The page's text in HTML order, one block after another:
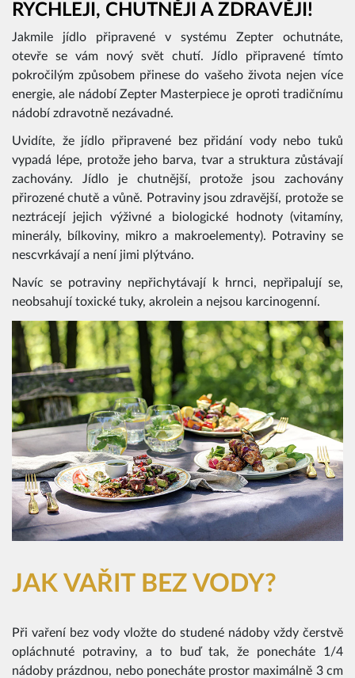
RYCHLEJI, CHUTNĚJI A ZDRAVĚJI!
Jakmile jídlo připravené v systému Zepter ochutnáte,
otevře se vám nový svět chutí. Jídlo připravené tímto
pokročilým způsobem přinese do vašeho života nejen více
energie, ale nádobí Zepter Masterpiece je oproti tradičnímu
nádobí zdravotně nezávadné.
Uvidíte, že jídlo připravené bez přidání vody nebo tuků
vypadá lépe, protože jeho barva, tvar a struktura zůstávají
zachovány. Jídlo je chutnější, protože jsou zachovány
přirozené chutě a vůně. Potraviny jsou zdravější, protože se
neztrácejí jejich výživné a biologické hodnoty (vitamíny,
minerály, bílkoviny, mikro a makroelementy). Potraviny se
nescvrkávají a není jimi plýtváno.
Navíc se potraviny nepřichytávají k hrnci, nepřipalují se,
neobsahují toxické tuky, akrolein a nejsou karcinogenní.
JAK VAŘIT BEZ VODY?
Při vaření bez vody vložte do studené nádoby vždy čerstvě
opláchnuté potraviny, a to buď tak, že ponecháte 1/4
nádoby prázdnou, nebo ponecháte prostor maximálně 3 cm